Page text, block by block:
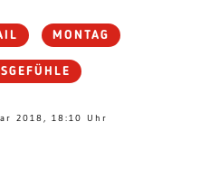
MONTAG
2018, 18:10 Uhr